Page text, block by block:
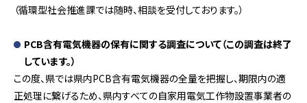
（循環型社会推進課では随時、相談を受付しております。）
PCB含有電気機器の保有に関する調査について（この調査は終了
しています。）
この度、県では県内PCB含有電気機器の全量を把握し、期限内の適
正処理に繋げるため、県内すべての自家用電気工作物設置事業者の